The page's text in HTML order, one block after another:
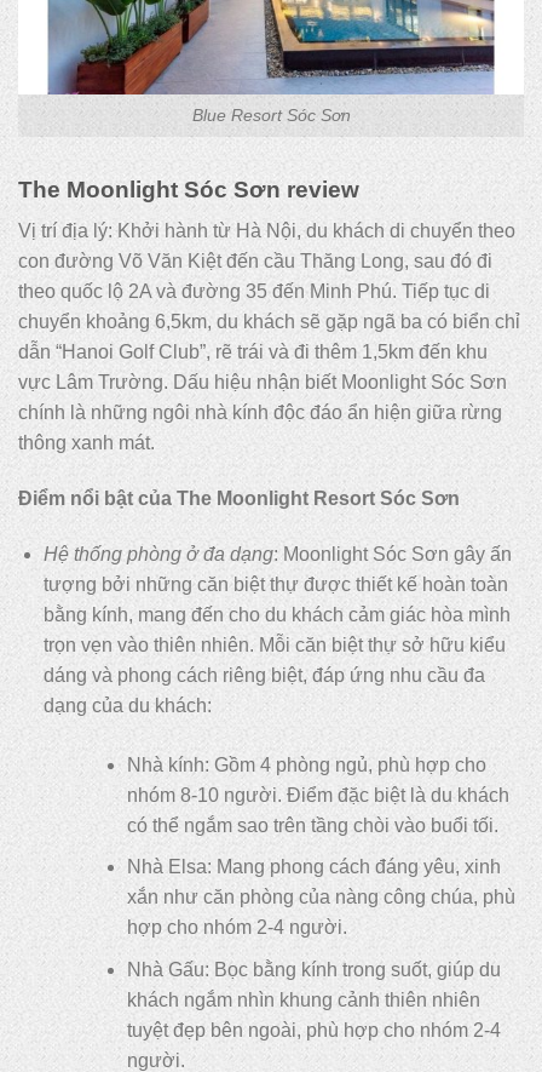
Blue Resort Sóc Sơn
The Moonlight Sóc Sơn review
Vị trí địa lý: Khởi hành từ Hà Nội, du khách di chuyển theo
con đường Võ Văn Kiệt đến cầu Thăng Long, sau đó đi
theo quốc lộ 2A và đường 35 đến Minh Phú. Tiếp tục di
chuyển khoảng 6,5km, du khách sẽ gặp ngã ba có biển chỉ
dẫn “Hanoi Golf Club”, rẽ trái và đi thêm 1,5km đến khu
vực Lâm Trường. Dấu hiệu nhận biết Moonlight Sóc Sơn
chính là những ngôi nhà kính độc đáo ẩn hiện giữa rừng
thông xanh mát.
Điểm nổi bật của The Moonlight Resort Sóc Sơn
Hệ thống phòng ở đa dạng: Moonlight Sóc Sơn gây ấn
tượng bởi những căn biệt thự được thiết kế hoàn toàn
bằng kính, mang đến cho du khách cảm giác hòa mình
trọn vẹn vào thiên nhiên. Mỗi căn biệt thự sở hữu kiểu
dáng và phong cách riêng biệt, đáp ứng nhu cầu đa
dạng của du khách:
Nhà kính: Gồm 4 phòng ngủ, phù hợp cho
nhóm 8-10 người. Điểm đặc biệt là du khách
có thể ngắm sao trên tầng chòi vào buổi tối.
Nhà Elsa: Mang phong cách đáng yêu, xinh
xắn như căn phòng của nàng công chúa, phù
hợp cho nhóm 2-4 người.
Nhà Gấu: Bọc bằng kính trong suốt, giúp du
khách ngắm nhìn khung cảnh thiên nhiên
tuyệt đẹp bên ngoài, phù hợp cho nhóm 2-4
người.